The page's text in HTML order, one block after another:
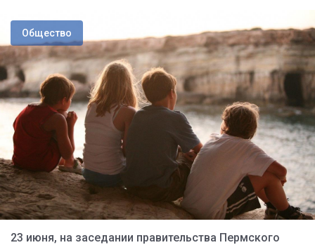
Общество
23 июня, на заседании правительства Пермского